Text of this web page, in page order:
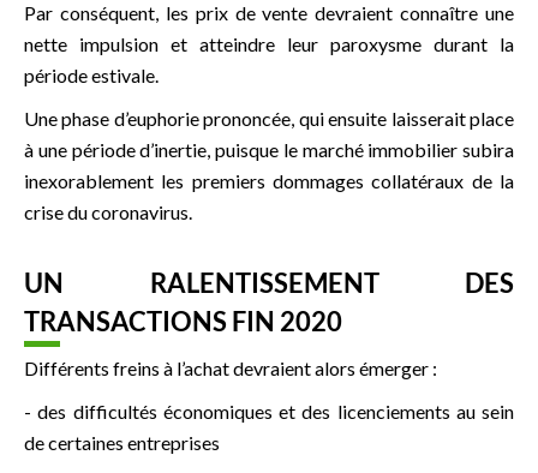
Par conséquent, les prix de vente devraient connaître une
nette impulsion et atteindre leur paroxysme durant la
période estivale.
Une phase d’euphorie prononcée, qui ensuite laisserait place
à une période d’inertie, puisque le marché immobilier subira
inexorablement les premiers dommages collatéraux de la
crise du coronavirus.
UN RALENTISSEMENT DES
TRANSACTIONS FIN 2020
Différents freins à l’achat devraient alors émerger :
- des difficultés économiques et des licenciements au sein
de certaines entreprises